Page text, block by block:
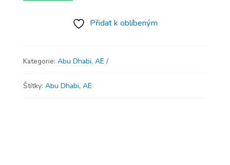
Přidat k oblíbeným
Kategorie: Abu Dhabi, AE
Štítky: Abu Dhabi, AE